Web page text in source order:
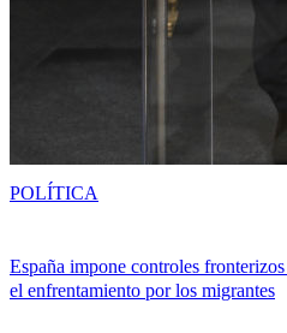
España impone controles
el enfrentamiento por los migrantes
POLÍTICA